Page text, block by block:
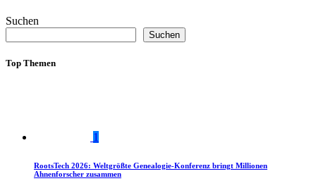
Suchen
Suchen
Top Themen
1
RootsTech 2026: Weltgrößte Genealogie-Konferenz bringt Millionen
Ahnenforscher zusammen